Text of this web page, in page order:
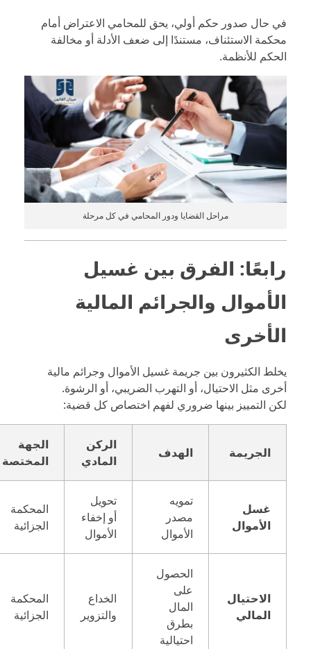
في حال صدور حكم أولي، يحق للمحامي الاعتراض أمام
محكمة الاستئناف، مستندًا إلى ضعف الأدلة أو مخالفة
الحكم للأنظمة.
مراحل القضايا ودور المحامي في كل مرحلة
رابعًا: الفرق بين غسيل
الأموال والجرائم المالية
الأخرى
يخلط الكثيرون بين جريمة غسيل الأموال وجرائم مالية
أخرى مثل الاحتيال، أو التهرب الضريبي، أو الرشوة.
لكن التمييز بينها ضروري لفهم اختصاص كل قضية:
الجريمة الهدف
الركن
المادي
الجهة
المختصة
غسل
الأموال
تمويه
مصدر
الأموال
تحويل
أو إخفاء
الأموال
المحكمة
الجزائية
الاحتيال
المالي
الحصول
على
المال
بطرق
احتيالية
الخداع
والتزوير
المحكمة
الجزائية